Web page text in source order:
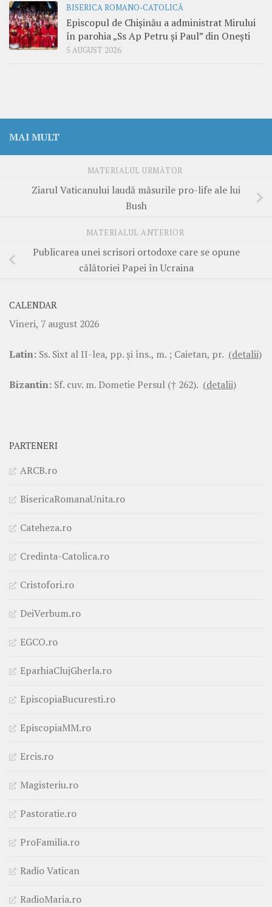
BISERICA ROMANO-CATOLICĂ
Episcopul de Chișinău a administrat Mirului
în parohia „Ss Ap Petru și Paul” din Onești
5 AUGUST 2026
MAI MULT
MATERIALUL URMĂTOR
Ziarul Vaticanului laudă măsurile pro-life ale lui
Bush
MATERIALUL ANTERIOR
Publicarea unei scrisori ortodoxe care se opune
călătoriei Papei în Ucraina
CALENDAR
Vineri, 7 august 2026
Latin: Ss. Sixt al II-lea, pp. şi îns., m. ; Caietan, pr. (detalii)
Bizantin: Sf. cuv. m. Dometie Persul († 262). (detalii)
PARTENERI
ARCB.ro
BisericaRomanaUnita.ro
Cateheza.ro
Credinta-Catolica.ro
Cristofori.ro
DeiVerbum.ro
EGCO.ro
EparhiaClujGherla.ro
EpiscopiaBucuresti.ro
EpiscopiaMM.ro
Ercis.ro
Magisteriu.ro
Pastoratie.ro
ProFamilia.ro
Radio Vatican
RadioMaria.ro